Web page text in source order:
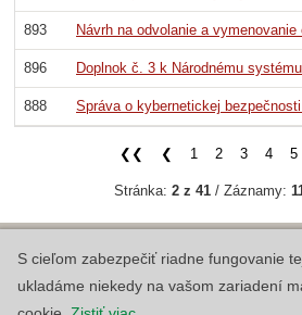
893 Návrh na odvolanie a
896 Doplnok č. 3 k Národnému
888 Správa o kybernetickej
❮❮ ❮ 1 2 3 4 5
Stránka: 2 z 41 / Záznamy:
Copyright © 2026 Úrad vlády
Informácie zverejnené na Portáli
S cieľom zabezpečiť riadne fungovanie
ukladáme niekedy na vašom zariadení